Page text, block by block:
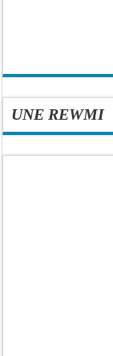
UNE REWMI